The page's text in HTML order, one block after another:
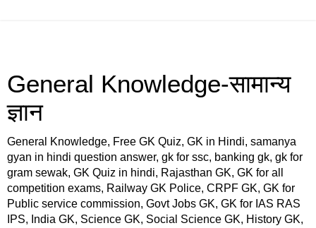
General Knowledge-सामान्य
ज्ञान
General Knowledge, Free GK Quiz, GK in Hindi, samanya
gyan in hindi question answer, gk for ssc, banking gk, gk for
gram sewak, GK Quiz in hindi, Rajasthan GK, GK for all
competition exams, Railway GK Police, CRPF GK, GK for
Public service commission, Govt Jobs GK, GK for IAS RAS
IPS, India GK, Science GK, Social Science GK, History GK,